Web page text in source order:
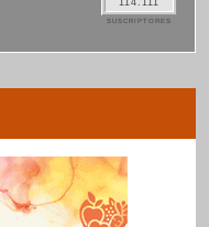
114.111
SUSCRIPTORES